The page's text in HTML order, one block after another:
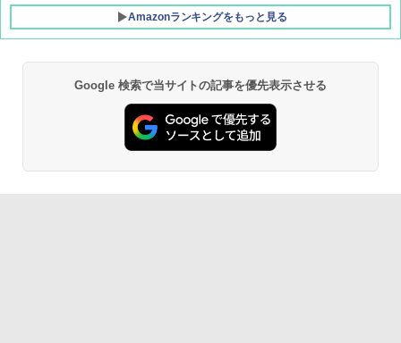
Amazonランキングをもっと見る
Google 検索で当サイトの記事を優先表示させる